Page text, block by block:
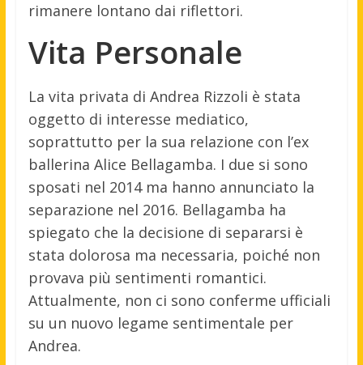
rimanere lontano dai riflettori.
Vita Personale
La vita privata di Andrea Rizzoli è stata
oggetto di interesse mediatico,
soprattutto per la sua relazione con l’ex
ballerina Alice Bellagamba. I due si sono
sposati nel 2014 ma hanno annunciato la
separazione nel 2016. Bellagamba ha
spiegato che la decisione di separarsi è
stata dolorosa ma necessaria, poiché non
provava più sentimenti romantici.
Attualmente, non ci sono conferme ufficiali
su un nuovo legame sentimentale per
Andrea.